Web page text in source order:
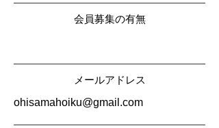
会員募集の有無
メールアドレス
ohisamahoiku@gmail.com